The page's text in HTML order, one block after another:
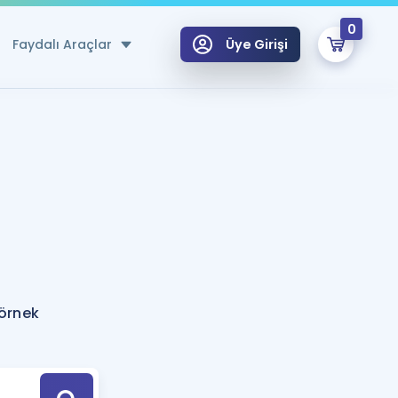
Faydalı Araçlar
Hesaplama Aracı
için Öneriler
Tek Takvimde
Üye Girişi
0